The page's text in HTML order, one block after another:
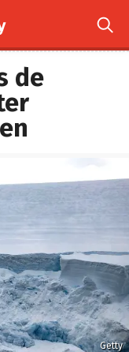

de
Getty